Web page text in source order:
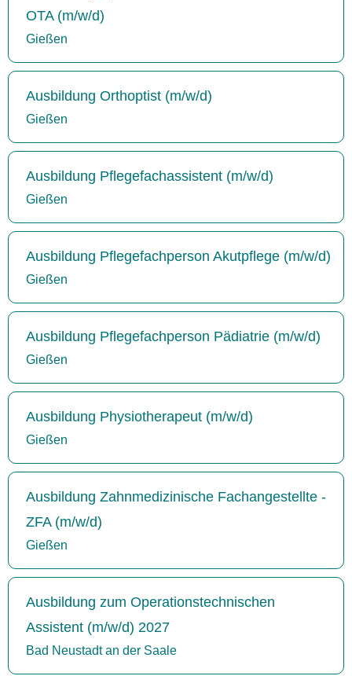
OTA (m/w/d)
Gießen
Ausbildung Orthoptist (m/w/d)
Gießen
Ausbildung Pflegefachassistent (m/w/d)
Gießen
Ausbildung Pflegefachperson Akutpflege (m/w/d)
Gießen
Ausbildung Pflegefachperson Pädiatrie (m/w/d)
Gießen
Ausbildung Physiotherapeut (m/w/d)
Gießen
Ausbildung Zahnmedizinische Fachangestellte -
ZFA (m/w/d)
Gießen
Ausbildung zum Operationstechnischen
Assistent (m/w/d) 2027
Bad Neustadt an der Saale